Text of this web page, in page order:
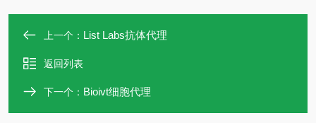
上一个： List Labs抗体代理
返回列表
下一个： Bioivt细胞代理